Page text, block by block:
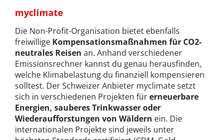
myclimate
Die Non-Profit-Organisation bietet ebenfalls
freiwillige Kompensationsmaßnahmen für CO2-
neutrales Reisen an. Anhand verschiedener
Emissionsrechner kannst du genau herausfinden,
welche Klimabelastung du finanziell kompensieren
solltest. Der Schweizer Anbieter myclimate setzt
sich in verschiedenen Projekten fürerneuerbare
Energien, sauberes Trinkwasser oder
Wiederaufforstungen von Wäldern ein. Die
internationalen Projekte sind jeweils unter